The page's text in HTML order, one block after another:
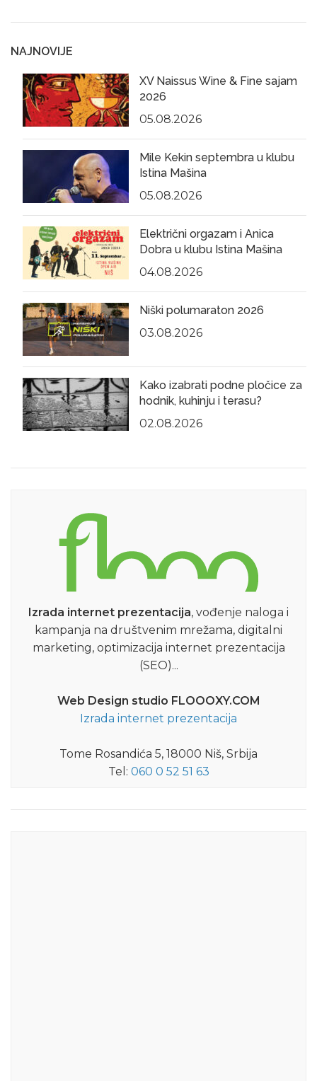
NAJNOVIJE
XV Naissus Wine & Fine sajam
2026
05.08.2026
Mile Kekin septembra u klubu
Istina Mašina
05.08.2026
Električni orgazam i Anica
Dobra u klubu Istina Mašina
04.08.2026
Niški polumaraton 2026
03.08.2026
Kako izabrati podne pločice za
hodnik, kuhinju i terasu?
02.08.2026
Izrada internet prezentacija, vođenje naloga i
kampanja na društvenim mrežama, digitalni
marketing, optimizacija internet prezentacija
(SEO)...
Web Design studio FLOOOXY.COM
Izrada internet prezentacija
Tome Rosandića 5, 18000 Niš, Srbija
Tel: 060 0 52 51 63